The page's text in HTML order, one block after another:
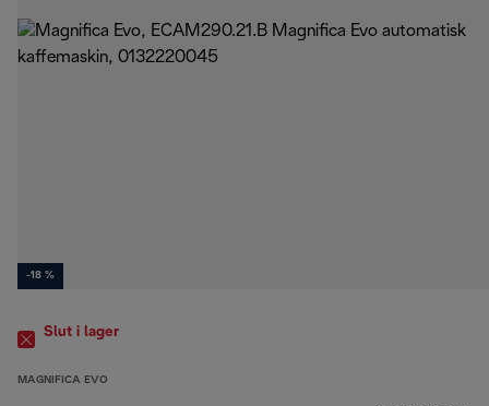
-18 %
Slut i lager
MAGNIFICA EVO